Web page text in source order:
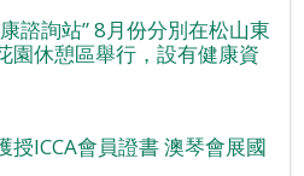
諮詢站” 8月份分別在松山東
園休憩區舉行，設有健康資
授ICCA會員證書 澳琴會展國